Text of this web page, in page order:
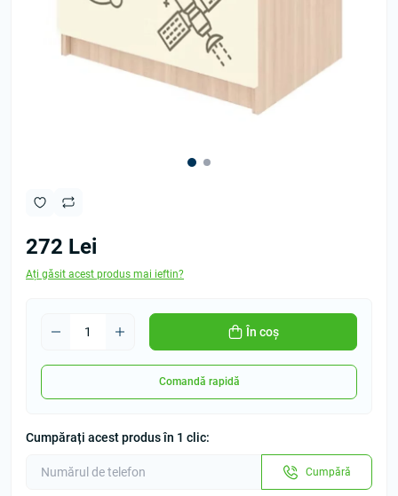
272 Lei
Ați găsit acest produs mai ieftin?
În coș
Comandă rapidă
Cumpărați acest produs în 1 clic:
Cumpără